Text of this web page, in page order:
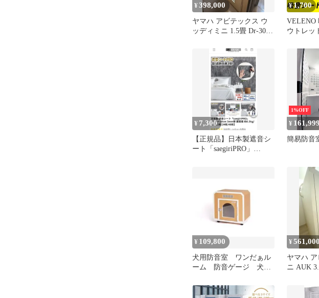
¥398,000
ヤマハ アビテックス ウ
ッディミニ 1.5畳 Dr-30
¥1,700
VELENO
ウトレッ
シンサレ
グ 断熱
防音材
カー 吸
ーディオ
質向上
¥ 7,300
【正規品】日本製遮音シ
ート「saegiriPRO」
1%OFF
¥ 161,999
簡易防音
¥ 109,800
犬用防音室 ワンだぁル
ーム 防音ゲージ 犬用
¥561,000
ヤマハ ア
ニ AUK